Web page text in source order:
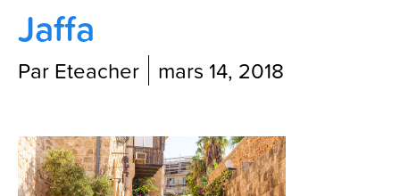
Blog
Jaffa
Par Eteacher mars 14, 2018